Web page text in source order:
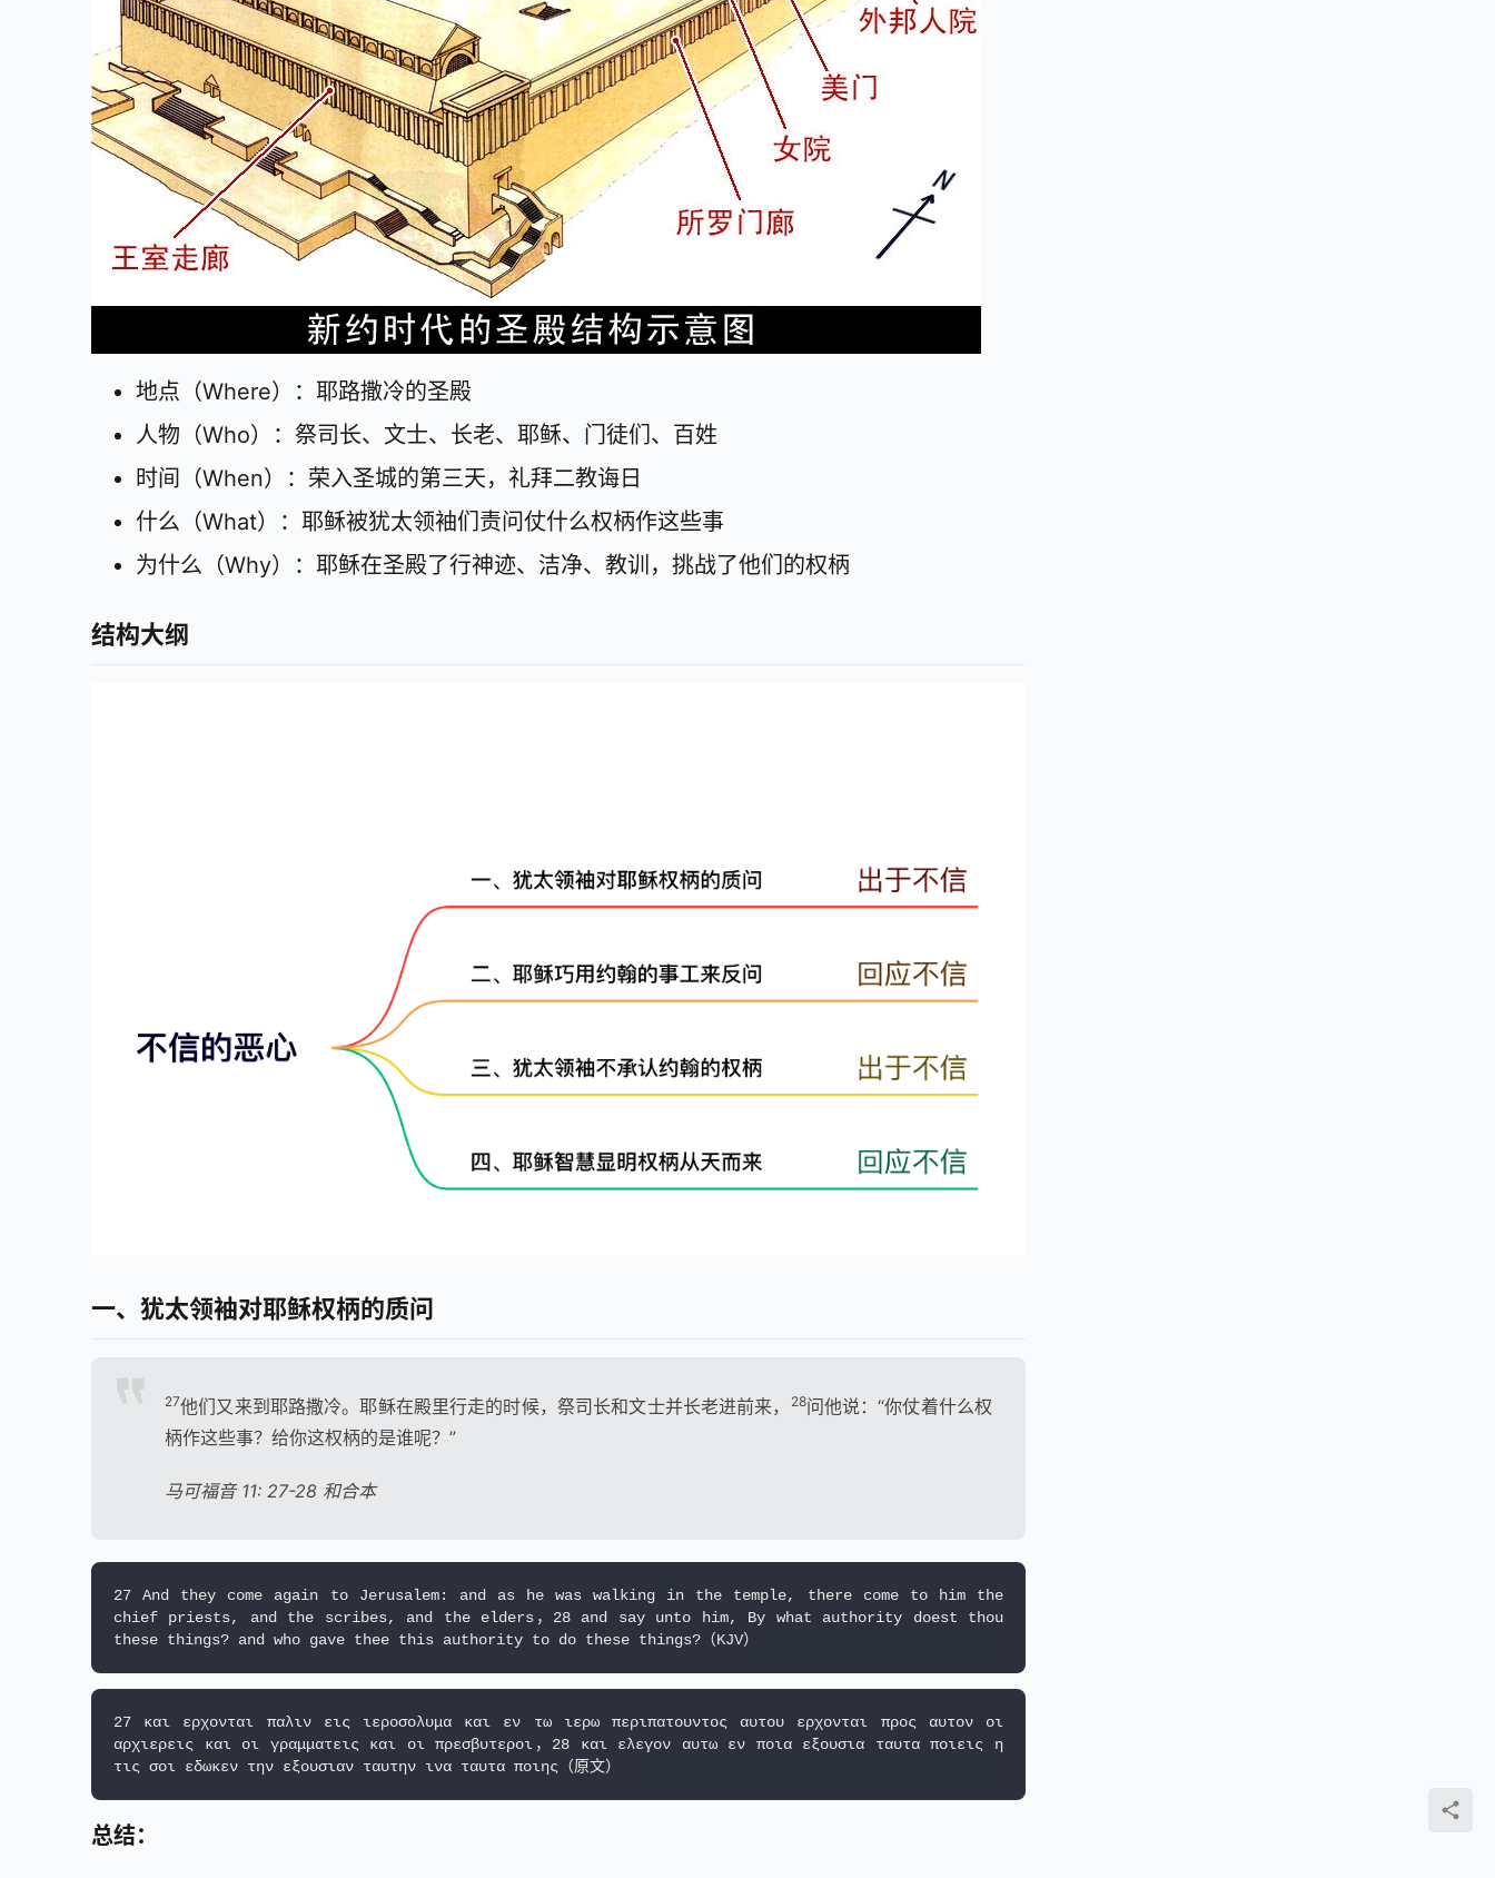
地点（Where）：耶路撒冷的圣殿
人物（Who）：祭司长、文士、长老、耶稣、门徒们、百姓
时间（When）：荣入圣城的第三天，礼拜二教诲日
什么（What）：耶稣被犹太领袖们责问仗什么权柄作这些事
为什么（Why）：耶稣在圣殿了行神迹、洁净、教训，挑战了他们的权柄
结构大纲
一、犹太领袖对耶稣权柄的质问
27他们又来到耶路撒冷。耶稣在殿里行走的时候，祭司长和文士并长老进前来， 28问他说：“你仗着什么权
柄作这些事？给你这权柄的是谁呢？”
马可福音 11: 27-28 和合本
27 And they come again to Jerusalem: and as he was walking in the temple, there come to him the
chief priests, and the scribes, and the elders，28 and say unto him, By what authority doest thou
27 και ερχονται παλιν εις ιεροσολυμα και εν τω ιερω περιπατουντος αυτου ερχονται προς αυτον οι
αρχιερεις και οι γραμματεις και οι πρεσβυτεροι，28 και ελεγον αυτω εν ποια εξουσια ταυτα ποιεις η
总结：